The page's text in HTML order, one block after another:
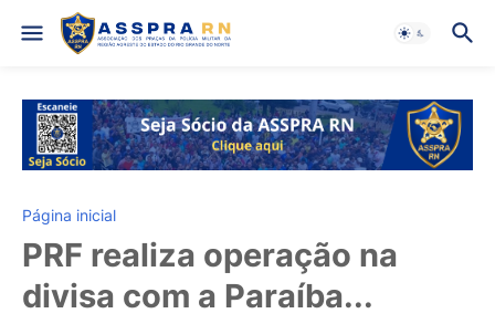
Página inicial
PRF realiza operação na
divisa com a Paraíba...